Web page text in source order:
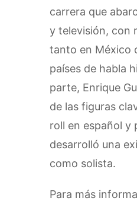
carrera que
y televisión, con
tanto en México
países de habla
parte, Enrique
de las figuras
roll en español y
desarrolló una
como solista.
Para más